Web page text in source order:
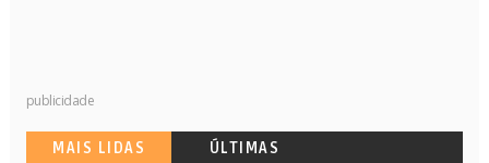
publicidade
MAIS LIDAS ÚLTIMAS